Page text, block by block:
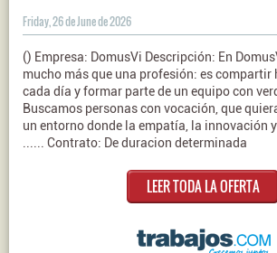
Friday, 26 de June de 2026
() Empresa: DomusVi Descripción: En
mucho más que una profesión: es compartir
cada día y formar parte de un equipo con
Buscamos personas con vocación, que
un entorno donde la empatía, la innovación
...... Contrato: De duracion determinada
LEER TODA LA OFERTA